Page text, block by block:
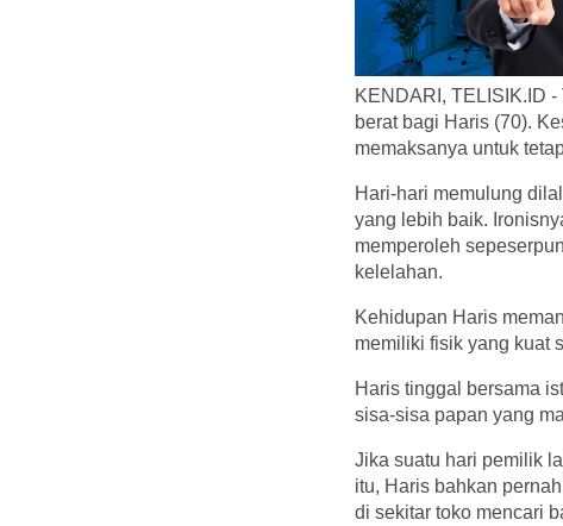
KENDARI, TELISIK.ID
berat bagi Haris (70).
memaksanya untuk
Hari-hari memulung
yang lebih baik.
memperoleh
kelelahan.
Kehidupan Haris
memiliki fisik yang kuat
Haris tinggal bersama
sisa-sisa papan yang
Jika suatu hari pemilik
itu, Haris bahkan
di sekitar toko mencari